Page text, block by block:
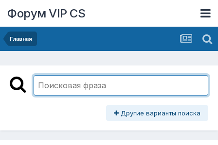
Форум VIP CS
Главная
Другие варианты поиска